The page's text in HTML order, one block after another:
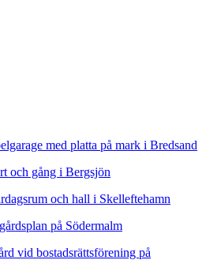
med platta på mark i Bredsand
och gång i Bergsjön
och hall i Skelleftehamn
på Södermalm
vid bostadsrättsförening på